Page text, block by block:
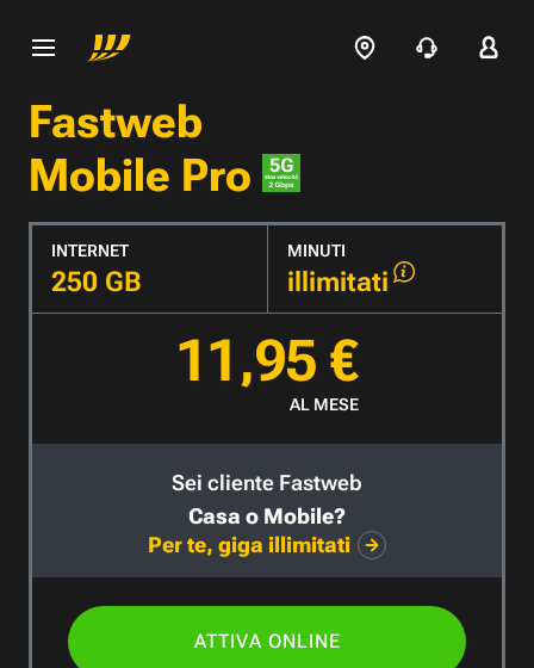
Fastweb
Mobile Pro
INTERNET
250 GB
MINUTI
illimitati
11,95 €
AL MESE
Sei cliente Fastweb
Casa o Mobile?
Per te, giga illimitati
ATTIVA ONLINE